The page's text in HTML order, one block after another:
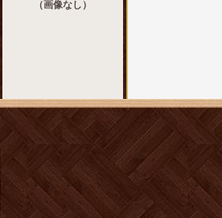
（画像なし）